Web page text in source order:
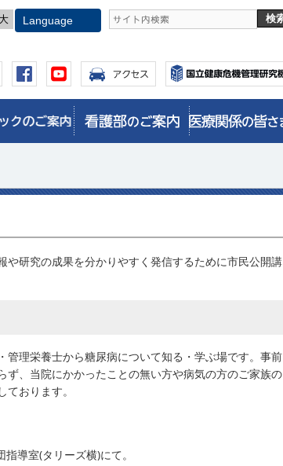
大
研究の成果を分かりやすく発信するために市民公開講
理栄養士から糖尿病について知る・学ぶ場です。事前
、当院にかかったことの無い方や病気の方のご家族の
おります。
導室(タリーズ横)にて。